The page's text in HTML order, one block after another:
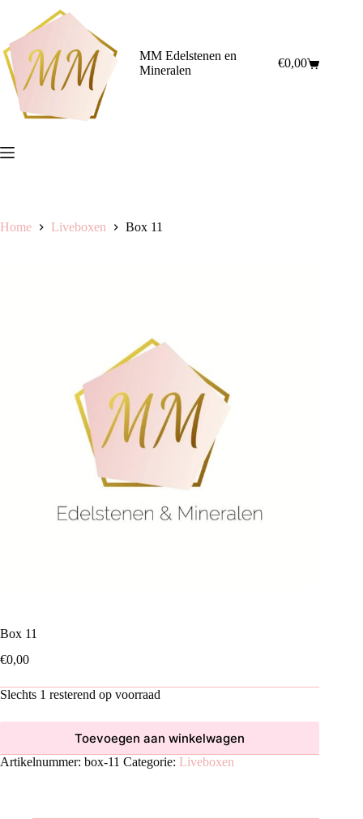
inhoud
MM Edelstenen en
Mineralen
Winkelwagen
€0,00
Home Liveboxen Box 11
Box 11
€0,00
Slechts 1 resterend op voorraad
Toevoegen aan winkelwagen
Artikelnummer: box-11 Categorie: Liveboxen